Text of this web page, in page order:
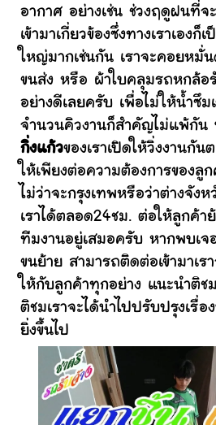
อากาศ อย่างเช่น ช่วงฤดูฝนที่จ
เข้ามาเกี่ยวข้องซึ่งทางเราเอง
ใหญ่มากเช่นกัน เราจะคอยหมั่
ขนส่ง หรือ ผ้าใบคลุมรถหกล้อ
อย่างดีเลยครับ เพื่อไม่ให้น้ำซึม
จำนวนคิวงานก็สำคัญไม่แพ้กัน
กิ่งแก้วของเราเปิดให้วิ่งงานกั
ให้เพียงต่อความต้องการของลู
ไม่ว่าจะกรุงเทพหรือว่าต่างจัง
เราได้ตลอด24ชม. ต่อให้ลูกค้า
ทีมงานอยู่เสมอครับ หากพบเจ
ขนย้าย สามารถติดต่อเข้ามาเ
ให้กับลูกค้าทุกอย่าง แนะนำติช
ติชมเราจะได้นำไปปรับปรุงเรื่อ
ยิ่งขึ้นไป